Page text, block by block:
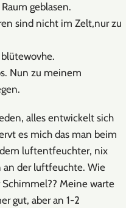
geblasen.
sind nicht im Zelt,nur zu
Nun zu meinem
alles entwickelt sich
es mich das man beim
luftentfeuchter, nix
an der luftfeuchte. Wie
Schimmel?? Meine warte
gut, aber an 1-2